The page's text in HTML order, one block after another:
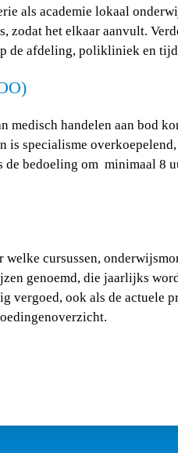
als academie lokaal
zodat het elkaar aanvult.
de afdeling, polikliniek en
medisch handelen aan bod
is specialisme
bedoeling om minimaal 8
welke cursussen,
genoemd, die jaarlijks
vergoed, ook als de actuele